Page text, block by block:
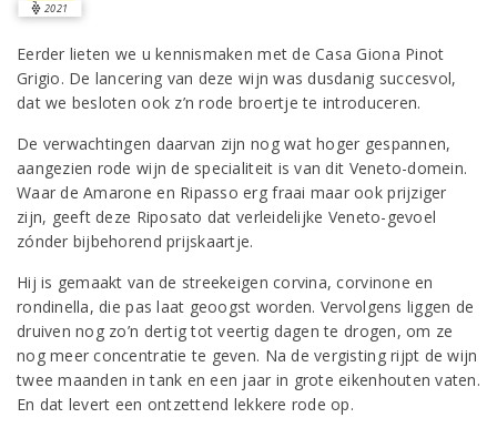
2021
Eerder lieten we u kennismaken met de Casa Giona Pinot
Grigio. De lancering van deze wijn was dusdanig succesvol,
dat we besloten ook z’n rode broertje te introduceren.
De verwachtingen daarvan zijn nog wat hoger gespannen,
aangezien rode wijn de specialiteit is van dit Veneto-domein.
Waar de Amarone en Ripasso erg fraai maar ook prijziger
zijn, geeft deze Riposato dat verleidelijke Veneto-gevoel
zónder bijbehorend prijskaartje.
Hij is gemaakt van de streekeigen corvina, corvinone en
rondinella, die pas laat geoogst worden. Vervolgens liggen de
druiven nog zo’n dertig tot veertig dagen te drogen, om ze
nog meer concentratie te geven. Na de vergisting rijpt de wijn
twee maanden in tank en een jaar in grote eikenhouten vaten.
En dat levert een ontzettend lekkere rode op.